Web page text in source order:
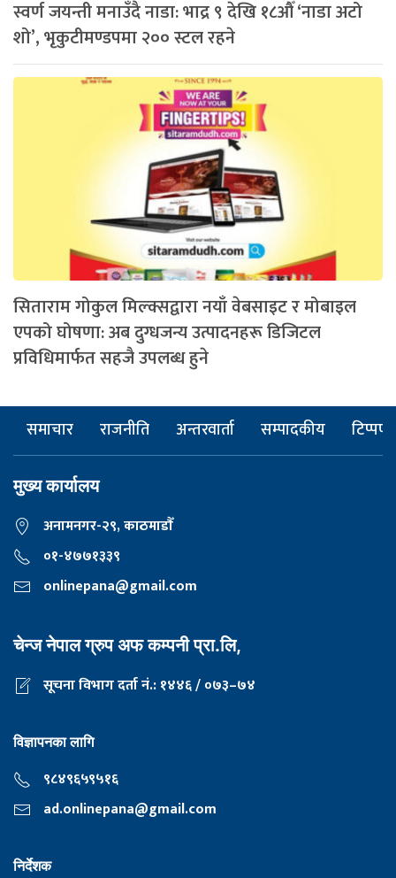
स्वर्ण जयन्ती मनाउँदै नाडा: भाद्र ९ देखि १८औँ ‘नाडा अटो
शो’, भृकुटीमण्डपमा २०० स्टल रहने
सिताराम गोकुल मिल्क्सद्वारा नयाँ वेबसाइट र मोबाइल
एपको घोषणा: अब दुग्धजन्य उत्पादनहरू डिजिटल
प्रविधिमार्फत सहजै उपलब्ध हुने
समाचार राजनीति अन्तरवार्ता सम्पादकीय टिप्पणी
मुख्य कार्यालय
अनामनगर-२९, काठमाडाैँ
०१-४७७१३३९
onlinepana@gmail.com
चेन्ज नेपाल ग्रुप अफ कम्पनी प्रा.लि,
सूचना विभाग दर्ता नं.: १४४६ / ०७३–७४
विज्ञापनका लागि
९८४९६५९५१६
ad.onlinepana@gmail.com
निर्देशक